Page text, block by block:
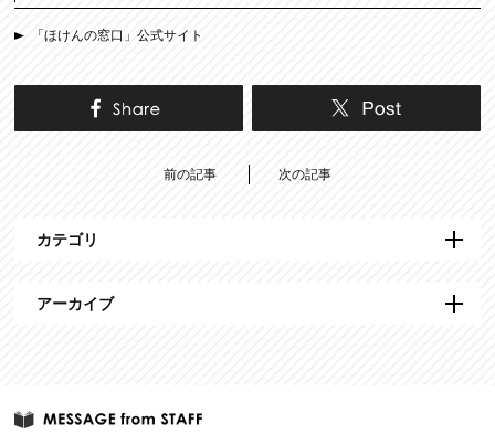
「ほけんの窓口」公式サイト
前の記事 次の記事
カテゴリ
アーカイブ